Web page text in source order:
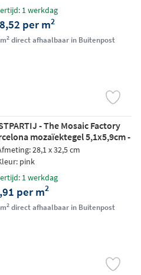
en Sphinx
, van klassiek
smalle sta
bruin en l
, voor een pr
ruimte.
1 werkdag
per m2
2direct afhaalbaar in Buitenpost
- The Mosaic Factory
mozaïektegel 5,1x5,9cm -
glossy28,1 x 32,5 cm
pink
1 werkdag
per m2
2direct afhaalbaar in Buitenpost